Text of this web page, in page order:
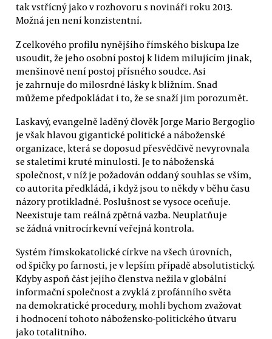
tak vstřícný jako v rozhovoru s novináři roku 2013.
Možná jen není konzistentní.
Z celkového profilu nynějšího římského biskupa lze
usoudit, že jeho osobní postoj k lidem milujícím jinak,
menšinově není postoj přísného soudce. Asi
je zahrnuje do milosrdné lásky k bližním. Snad
můžeme předpokládat i to, že se snaží jim porozumět.
Laskavý, evangelně laděný člověk Jorge Mario Bergoglio
je však hlavou gigantické politické a náboženské
organizace, která se doposud přesvědčivě nevyrovnala
se staletími kruté minulosti. Je to náboženská
společnost, v níž je požadován oddaný souhlas se vším,
co autorita předkládá, i když jsou to někdy v běhu času
názory protikladné. Poslušnost se vysoce oceňuje.
Neexistuje tam reálná zpětná vazba. Neuplatňuje
se žádná vnitrocírkevní veřejná kontrola.
Systém římskokatolické církve na všech úrovních,
od špičky po farnosti, je v lepším případě absolutistický.
Kdyby aspoň část jejího členstva nežila v globální
informační společnost a zvyklá z profánního světa
na demokratické procedury, mohli bychom zvažovat
i hodnocení tohoto nábožensko-politického útvaru
jako totalitního.